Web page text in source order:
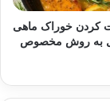
کردن خوراک ماهی
به روش مخصوص